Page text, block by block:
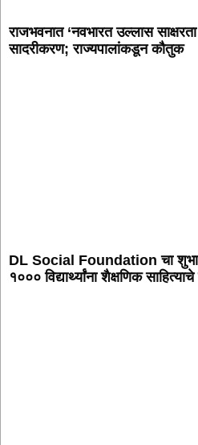
राजभवनात ‘नवभारत उल्लास
सादरीकरण; राज्यपालांकडून कौतुक
DL Social Foundation चा
१००० विद्यार्थ्यांना शैक्षणिक